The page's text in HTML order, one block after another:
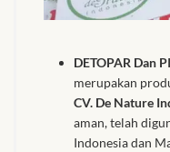
DETOPAR Dan
merupakan
CV. De Nature
aman, telah
Indonesia dan